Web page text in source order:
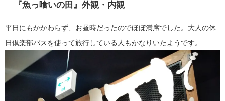
『魚っ喰いの田』外観・内観
平日にもかかわらず、お昼時だったのでほぼ満席でした。大人の休
日倶楽部パスを使って旅行している人もかなりいたようです。